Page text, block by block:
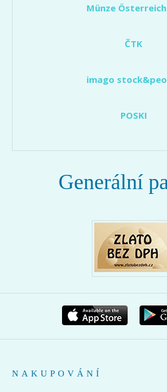
Münze Österreich
ČTK
imago
POSKI
Generální
NAKUPOVÁNÍ